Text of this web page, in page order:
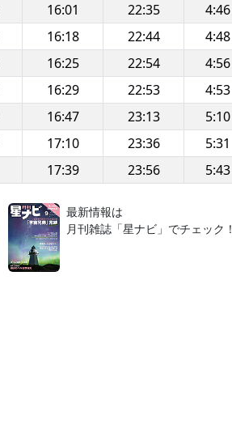
16:01 22:35 4:46
16:18 22:44 4:48
16:25 22:54 4:56
16:29 22:53 4:53
16:47 23:13 5:10
17:10 23:36 5:31
17:39 23:56 5:43
最新情報は
月刊雑誌「星ナビ」でチェック！